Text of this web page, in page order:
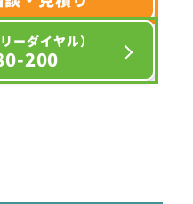
ーダイヤル）
200